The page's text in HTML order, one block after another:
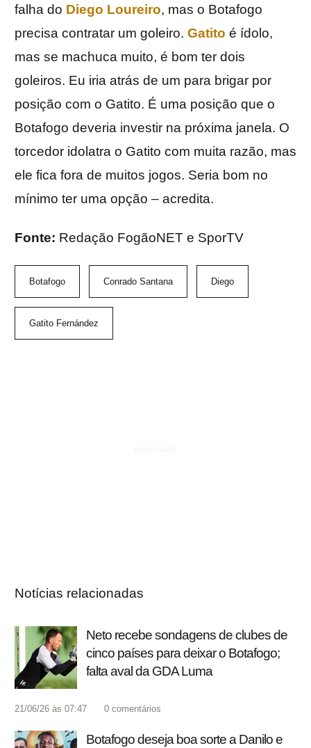
falha do Diego Loureiro, mas o Botafogo
precisa contratar um goleiro. Gatito é ídolo,
mas se machuca muito, é bom ter dois
goleiros. Eu iria atrás de um para brigar por
posição com o Gatito. É uma posição que o
Botafogo deveria investir na próxima janela. O
torcedor idolatra o Gatito com muita razão, mas
ele fica fora de muitos jogos. Seria bom no
mínimo ter uma opção – acredita.
Fonte: Redação FogãoNET e SporTV
Botafogo Conrado Santana Diego
Gatito Fernández
Notícias relacionadas
Neto recebe sondagens de clubes de
cinco países para deixar o Botafogo;
falta aval da GDA Luma
21/06/26 às 07:47 0 comentários
Botafogo deseja boa sorte a Danilo e